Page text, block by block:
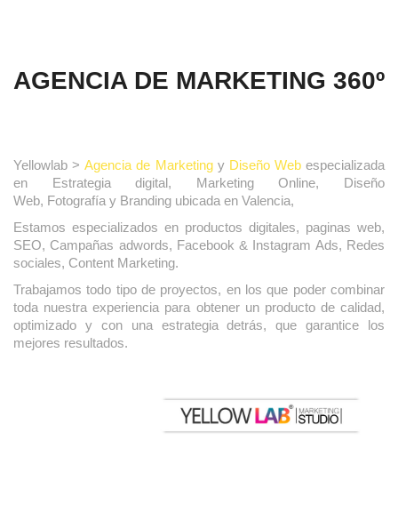
AGENCIA DE MARKETING 360º
Yellowlab >Agencia de Marketingy Diseño Webespecializada
en Estrategia digital, Marketing Online, Diseño
Web, Fotografía y Branding ubicada en Valencia,
Estamos especializados en productos digitales, paginas web,
SEO, Campañas adwords, Facebook & Instagram Ads, Redes
sociales, Content Marketing.
Trabajamos todo tipo de proyectos, en los que poder combinar
toda nuestra experiencia para obtener un producto de calidad,
optimizado y con una estrategia detrás, que garantice los
mejores resultados.